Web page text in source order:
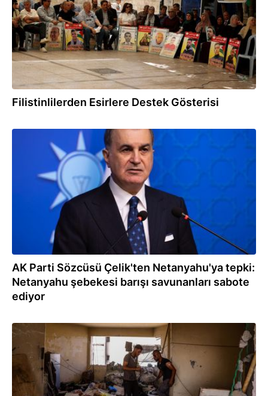
Filistinlilerden Esirlere Destek Gösterisi
03.08.2026
AK Parti Sözcüsü Çelik'ten Netanyahu'ya tepki:
Netanyahu şebekesi barışı savunanları sabote
ediyor
03.08.2026